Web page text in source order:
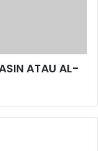
ATAU AL-